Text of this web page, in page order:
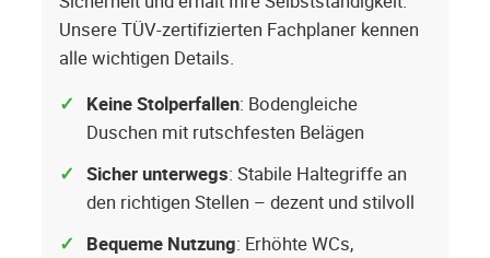
Unsere TÜV-zertifizierten Fachplaner kennen
alle wichtigen Details.
Keine Stolperfallen: Bodengleiche
Duschen mit rutschfesten Belägen
Sicher unterwegs: Stabile Haltegriffe an
den richtigen Stellen – dezent und stilvoll
Bequeme Nutzung: Erhöhte WCs,